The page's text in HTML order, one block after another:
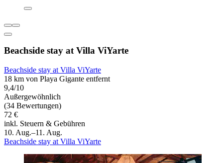
Beachside stay at Villa ViYarte
Beachside stay at Villa ViYarte
18 km von Playa Gigante entfernt
9,4/10
Außergewöhnlich
(34 Bewertungen)
72 €
inkl. Steuern & Gebühren
10. Aug.–11. Aug.
Beachside stay at Villa ViYarte